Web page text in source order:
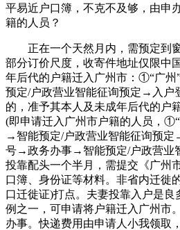
平易近户口簿，不克不及够，由申
籍的人员？
正在一个天然月内，需预定到
部分订价尺度，收寄件地址仅限中
年后代的户籍迁入广州市：①“广
预定/户政营业智能征询预定→入户
的，准予其本人及未成年后代的户
(即申请迁入广州市户籍的人员，
→智能预定/户政营业智能征询预
号→政务办事→智能预定/户政营业
投靠配头一个半月，需提交《广州
口簿、身份证等材料。非省内迁徙
口迁徙证)打点。夫妻投靠入户是
例之一，可申请将户籍迁入广州市
办事。快递费用由申请人小我领取